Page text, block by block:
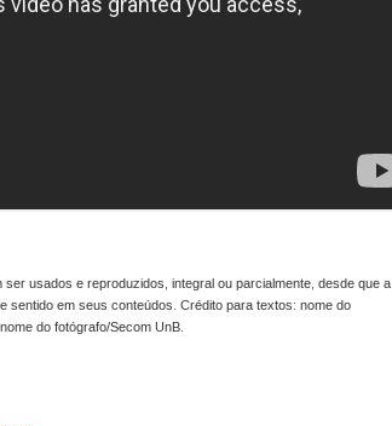
usados e reproduzidos, integral ou parcialmente, desde que a
sentido em seus conteúdos. Crédito para textos: nome do
do fotógrafo/Secom UnB.